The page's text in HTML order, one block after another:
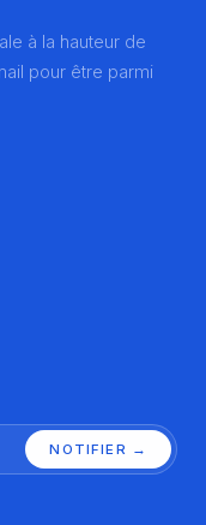
à la hauteur de
pour être parmi
NOTIFIER →